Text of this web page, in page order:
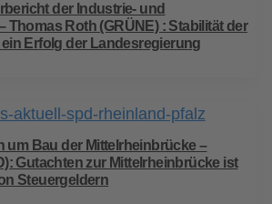
der Industrie- und
Thomas Roth (GRÜNE) : Stabilität der
Erfolg der Landesregierung
um Bau der Mittelrheinbrücke –
Gutachten zur Mittelrheinbrücke ist
Steuergeldern